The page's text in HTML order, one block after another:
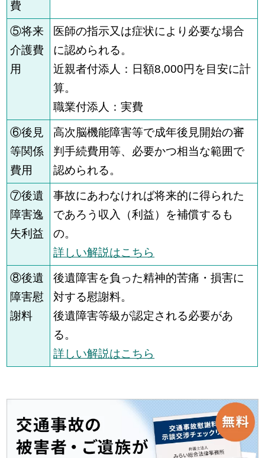
費
⑤将来
介護費
用
医師の指示又は症状により必要な場合
に認められる。
近親者付添人：日額8,000円を目安に計
算。
職業付添人：実費
⑥後見
等関係
費用
高次脳機能障害等で成年後見開始の審
判手続費用等、必要かつ相当な範囲で
認められる。
⑦後遺
障害逸
失利益
事故にあわなければ将来的に得られた
であろう収入（利益）を補償するも
の。
詳しい解説はこちら
⑧後遺
障害慰
謝料
後遺障害を負った精神的苦痛・損害に
対する慰謝料。
後遺障害等級が認定される必要があ
る。
詳しい解説はこちら